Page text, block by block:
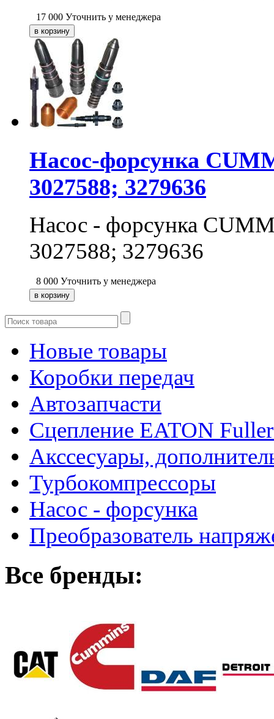
17 000 Уточнить у менеджера
Насос-форсунка
3027588; 3279636
Насос - форсунка
3027588; 3279636
8 000 Уточнить у менеджера
Новые товары
Коробки передач
Автозапчасти
Сцепление EATON
Акссесуары,
Турбокомпрессоры
Насос - форсунка
Преобразователь
Все бренды: